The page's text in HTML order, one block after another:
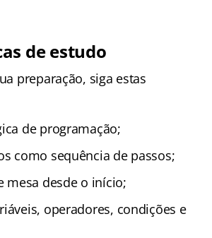
de estudo
preparação, siga estas
de programação;
como sequência de passos;
mesa desde o início;
operadores, condições e